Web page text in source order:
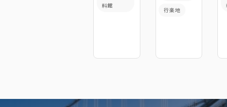
料館
行楽地